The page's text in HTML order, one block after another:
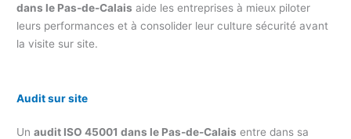
dans le Pas-de-Calais aide les entreprises à mieux piloter
leurs performances et à consolider leur culture sécurité avant
la visite sur site.
Audit sur site
Unaudit ISO 45001 dans le Pas-de-Calais entre dans sa